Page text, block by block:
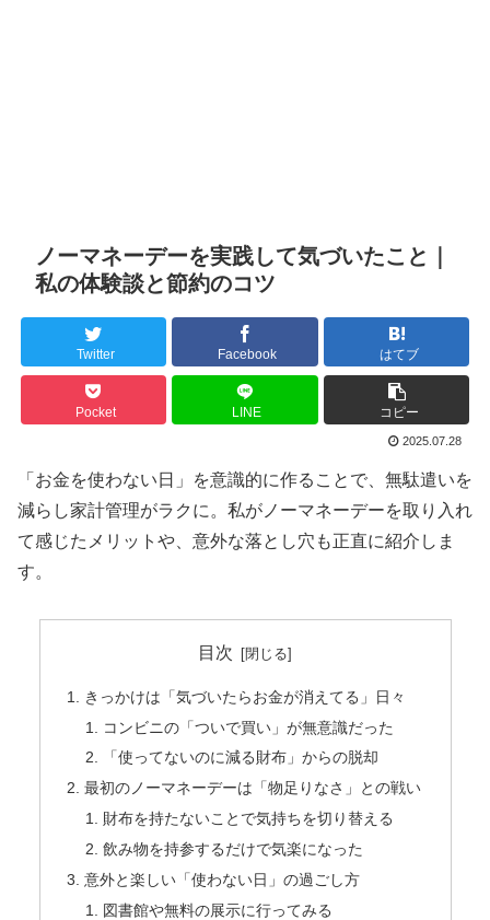
ノーマネーデーを実践して気づいたこと｜
私の体験談と節約のコツ
Twitter Facebook はてブ
Pocket LINE コピー
2025.07.28
「お金を使わない日」を意識的に作ることで、無駄遣いを
減らし家計管理がラクに。私がノーマネーデーを取り入れ
て感じたメリットや、意外な落とし穴も正直に紹介しま
す。
目次
きっかけは「気づいたらお金が消えてる」日々
コンビニの「ついで買い」が無意識だった
「使ってないのに減る財布」からの脱却
最初のノーマネーデーは「物足りなさ」との戦い
財布を持たないことで気持ちを切り替える
飲み物を持参するだけで気楽になった
意外と楽しい「使わない日」の過ごし方
図書館や無料の展示に行ってみる